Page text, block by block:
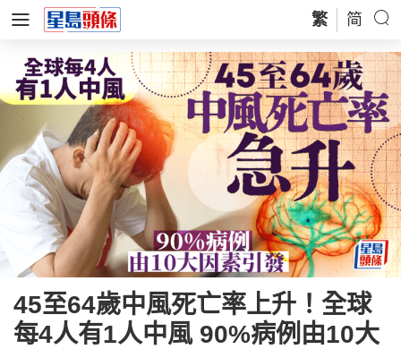
繁 简
45至64歲中風死亡率上升！全球
每4人有1人中風 90%病例由10大